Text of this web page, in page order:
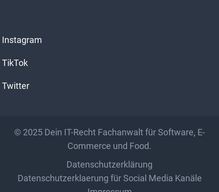
Instagram
TikTok
Twitter
© 2025 Dein IT-Recht Fachanwalt für Software, E-
Commerce und Food.
Datenschutzerklärung
Datenschutzerklaerung für Social Media Kanäle